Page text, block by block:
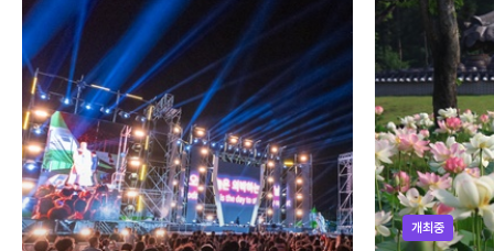
개최중